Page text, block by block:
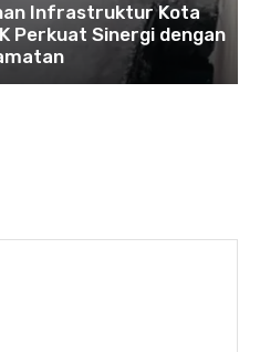
Infrastruktur Kota
Perkuat Sinergi dengan